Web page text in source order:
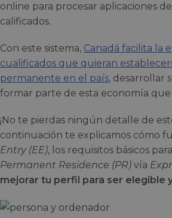
online para procesar aplicaciones
calificados.
Con este sistema, Canadá facilita la
cualificados que quieran
permanente en el país, desarrollar
formar parte de esta economía que
¡No te pierdas ningún detalle de
continuación te explicamos cómo
Entry (EE), los requisitos básicos
Permanent Residence (PR) vía
mejorar tu perfil para ser elegible